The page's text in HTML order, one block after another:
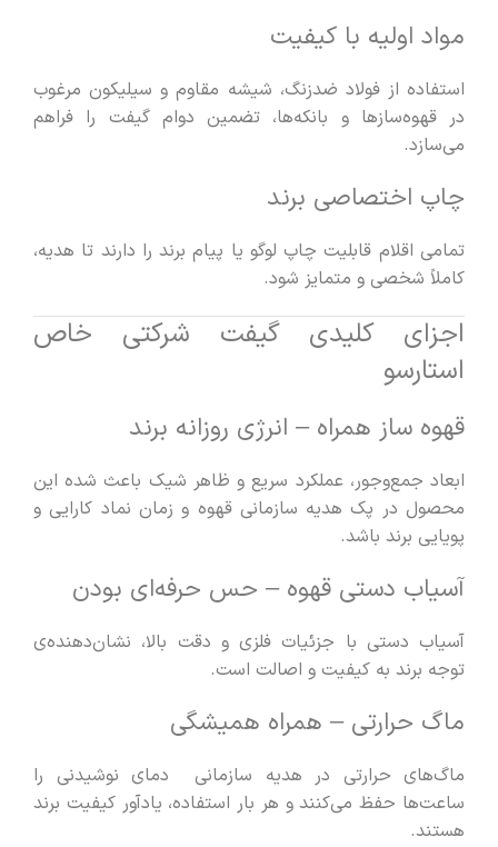
مواد اولیه با کیفیت
استفاده از فولاد ضدزنگ، شیشه مقاوم و سیلیکون مرغوب
در قهوه‌سازها و بانکه‌ها، تضمین دوام گیفت را فراهم
می‌سازد.
چاپ اختصاصی برند
تمامی اقلام قابلیت چاپ لوگو یا پیام برند را دارند تا هدیه،
کاملاً شخصی و متمایز شود.
اجزای کلیدی گیفت شرکتی خاص
استارسو
قهوه ساز همراه – انرژی روزانه برند
ابعاد جمع‌وجور، عملکرد سریع و ظاهر شیک باعث شده این
محصول در پک هدیه سازمانی قهوه و زمان نماد کارایی و
پویایی برند باشد.
آسیاب دستی قهوه – حس حرفه‌ای بودن
آسیاب دستی با جزئیات فلزی و دقت بالا، نشان‌دهنده‌ی
توجه برند به کیفیت و اصالت است.
ماگ حرارتی – همراه همیشگی
ماگ‌های حرارتی در هدیه سازمانی
دمای نوشیدنی را
ساعت‌ها حفظ می‌کنند و هر بار استفاده، یادآور کیفیت برند
هستند.